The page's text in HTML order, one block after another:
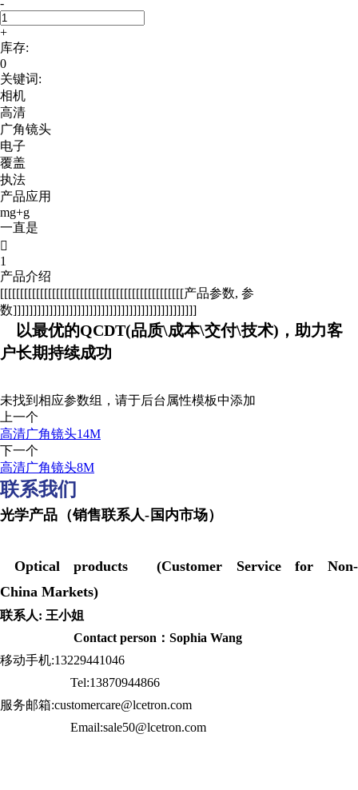
-
+
库存:
0
关键词:
相机
高清
广角镜头
电子
覆盖
执法
产品应用
mg+g
一直是

1
产品介绍
[[[[[[[[[[[[[[[[[[[[[[[[[[[[[[[[[[[[[[[[[[[[[[产品参数, 参
数]]]]]]]]]]]]]]]]]]]]]]]]]]]]]]]]]]]]]]]]]]]]]]
以最优的QCDT(品质\成本\交付\技术)，助力客
户长期持续成功
未找到相应参数组，请于后台属性模板中添加
上一个
高清广角镜头14M
下一个
高清广角镜头8M
联系我们
光学产品（销售联系人-国内市场）
Optical products (Customer Service for Non-
China Markets)
联系人: 王小姐
Contact person：Sophia Wang
移动手机:13229441046
Tel:13870944866
服务邮箱:customercare@lcetron.com
Email:sale50@lcetron.com